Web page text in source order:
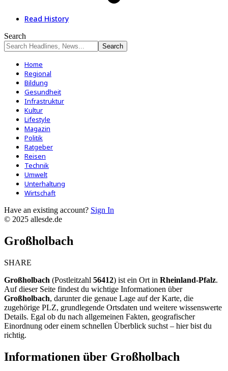
Read History
Search
Home
Regional
Bildung
Gesundheit
Infrastruktur
Kultur
Lifestyle
Magazin
Politik
Ratgeber
Reisen
Technik
Umwelt
Unterhaltung
Wirtschaft
Have an existing account? Sign In
© 2025 allesde.de
Großholbach
SHARE
Großholbach (Postleitzahl 56412) ist ein Ort in Rheinland-Pfalz.
Auf dieser Seite findest du wichtige Informationen über
Großholbach, darunter die genaue Lage auf der Karte, die
zugehörige PLZ, grundlegende Ortsdaten und weitere wissenswerte
Details. Egal ob du nach allgemeinen Fakten, geografischer
Einordnung oder einem schnellen Überblick suchst – hier bist du
richtig.
Informationen über Großholbach